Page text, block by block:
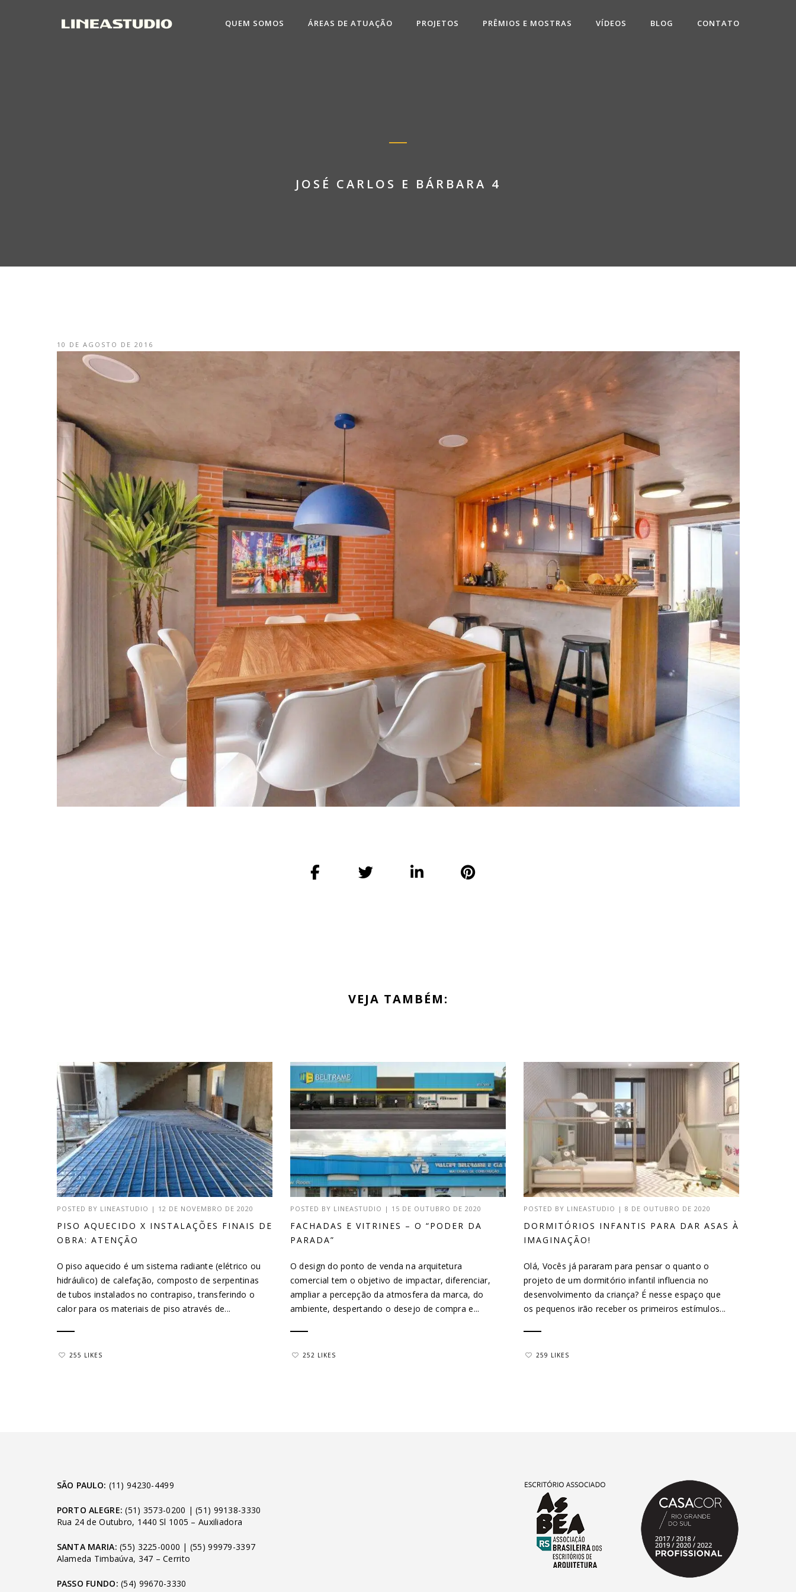
QUEM SOMOS ÁREAS DE ATUAÇÃO PROJETOS PRÊMIOS E MOSTRAS VÍDEOS BLOG CONTATO
JOSÉ CARLOS E BÁRBARA 4
10 DE AGOSTO DE 2016
VEJA TAMBÉM:
POSTED BY LINEASTUDIO | 12 DE NOVEMBRO DE 2020
PISO AQUECIDO X INSTALAÇÕES FINAIS DE
OBRA: ATENÇÃO
O piso aquecido é um sistema radiante (elétrico ou
hidráulico) de calefação, composto de serpentinas
de tubos instalados no contrapiso, transferindo o
calor para os materiais de piso através de...
255 LIKES
POSTED BY LINEASTUDIO | 15 DE OUTUBRO DE 2020
FACHADAS E VITRINES – O “PODER DA
PARADA”
O design do ponto de venda na arquitetura
comercial tem o objetivo de impactar, diferenciar,
ampliar a percepção da atmosfera da marca, do
ambiente, despertando o desejo de compra e...
252 LIKES
POSTED BY LINEASTUDIO |8 DE OUTUBRO DE 2020
DORMITÓRIOS INFANTIS PARA DAR ASAS À
IMAGINAÇÃO!
Olá, Vocês já pararam para pensar o quanto o
projeto de um dormitório infantil influencia no
desenvolvimento da criança? É nesse espaço que
os pequenos irão receber os primeiros estímulos...
259 LIKES
SÃO PAULO: (11) 94230-4499
PORTO ALEGRE: (51) 3573-0200 |(51) 99138-3330
Rua 24 de Outubro, 1440 Sl 1005 – Auxiliadora
SANTA MARIA: (55) 3225-0000 | (55) 99979-3397
Alameda Timbaúva, 347 – Cerrito
PASSO FUNDO: (54) 99670-3330